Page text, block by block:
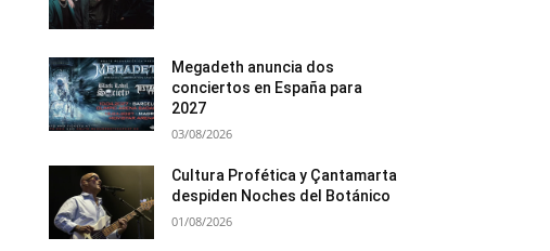
Megadeth anuncia dos
conciertos en España para
2027
03/08/2026
Cultura Profética y Çantamarta
despiden Noches del Botánico
01/08/2026